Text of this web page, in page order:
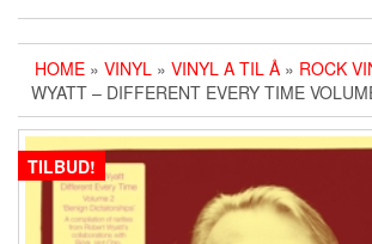
HOME » VINYL » VINYL A TIL Å » ROCK
WYATT ‎– DIFFERENT EVERY TIME
TILBUD!